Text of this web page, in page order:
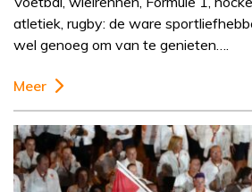
atletiek, rugby: de ware
wel genoeg om van te genieten….
Meer